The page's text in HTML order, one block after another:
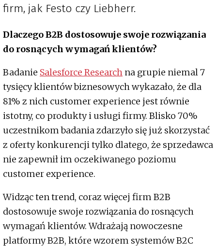
firm, jak Festo czy Liebherr.
Dlaczego B2B dostosowuje swoje rozwiązania
do rosnących wymagań klientów?
Badanie Salesforce Research na grupie niemal 7
tysięcy klientów biznesowych wykazało, że dla
81% z nich customer experience jest równie
istotny, co produkty i usługi firmy. Blisko 70%
uczestnikom badania zdarzyło się już skorzystać
z oferty konkurencji tylko dlatego, że sprzedawca
nie zapewnił im oczekiwanego poziomu
customer experience.
Widząc ten trend, coraz więcej firm B2B
dostosowuje swoje rozwiązania do rosnących
wymagań klientów. Wdrażają nowoczesne
platformy B2B, które wzorem systemów B2C